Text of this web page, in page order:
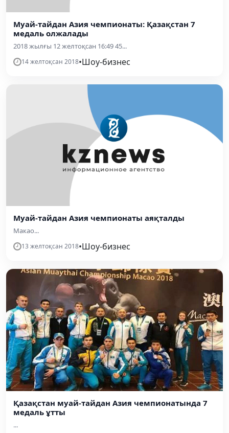
Муай-тайдан Азия чемпионаты: Қазақстан 7
медаль олжалады
2018 жылғы 12 желтоқсан 16:49 45...
14 желтоқсан 2018•Шоу-бизнес
Муай-тайдан Азия чемпионаты аяқталды
Макао...
13 желтоқсан 2018•Шоу-бизнес
Қазақстан муай-тайдан Азия чемпионатында 7
медаль ұтты
...